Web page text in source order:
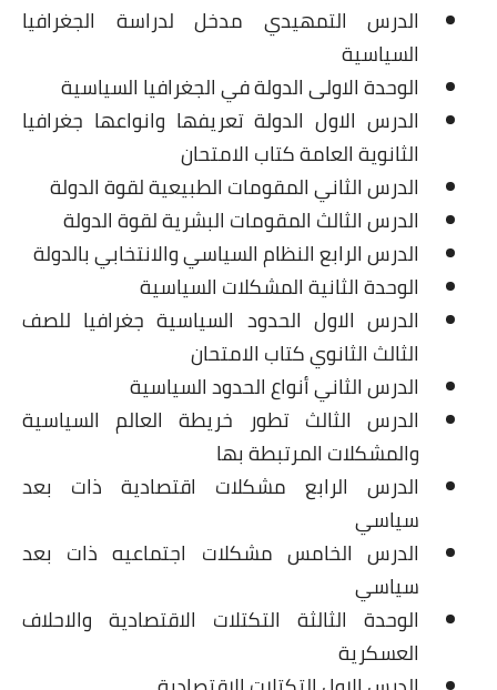
الدرس التمهيدي مدخل لدراسة الجغرافيا
السياسية
الوحدة الاولى الدولة في الجغرافيا السياسية
الدرس الاول الدولة تعريفها وانواعها جغرافيا
الثانوية العامة كتاب الامتحان
الدرس الثاني المقومات الطبيعية لقوة الدولة
الدرس الثالث المقومات البشرية لقوة الدولة
الدرس الرابع النظام السياسي والانتخابي بالدولة
الوحدة الثانية المشكلات السياسية
الدرس الاول الحدود السياسية جغرافيا للصف
الثالث الثانوي كتاب الامتحان
الدرس الثاني أنواع الحدود السياسية
الدرس الثالث تطور خريطة العالم السياسية
والمشكلات المرتبطة بها
الدرس الرابع مشكلات اقتصادية ذات بعد
سياسي
الدرس الخامس مشكلات اجتماعيه ذات بعد
سياسي
الوحدة الثالثة التكتلات الاقتصادية والاحلاف
العسكرية